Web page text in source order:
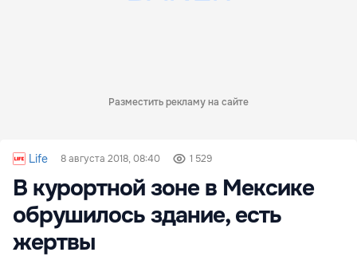
Разместить рекламу на сайте
Life 8 августа 2018, 08:40 1 529
В курортной зоне в Мексике
обрушилось здание, есть
жертвы